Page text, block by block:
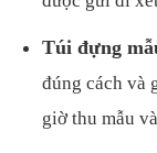
Túi đựng
đúng cách và
giờ thu mẫu